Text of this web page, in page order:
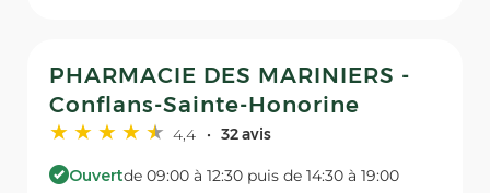
PHARMACIE DES MARINIERS -
Conflans-Sainte-Honorine
4,4 32 avis
Ouvertde 09:00 à 12:30 puis de 14:30 à 19:00